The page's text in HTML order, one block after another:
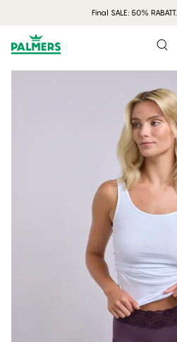
Final SALE: 50% RABATT.